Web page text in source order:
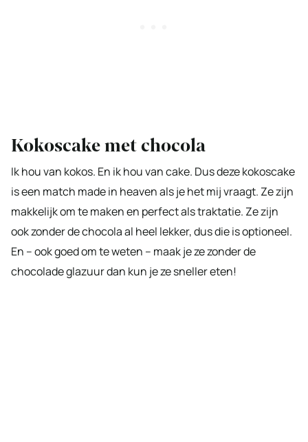
Kokoscake met chocola
Ik hou van kokos. En ik hou van cake. Dus deze kokoscake
is een match made in heaven als je het mij vraagt. Ze zijn
makkelijk om te maken en perfect als traktatie. Ze zijn
ook zonder de chocola al heel lekker, dus die is optioneel.
En – ook goed om te weten – maak je ze zonder de
chocolade glazuur dan kun je ze sneller eten!